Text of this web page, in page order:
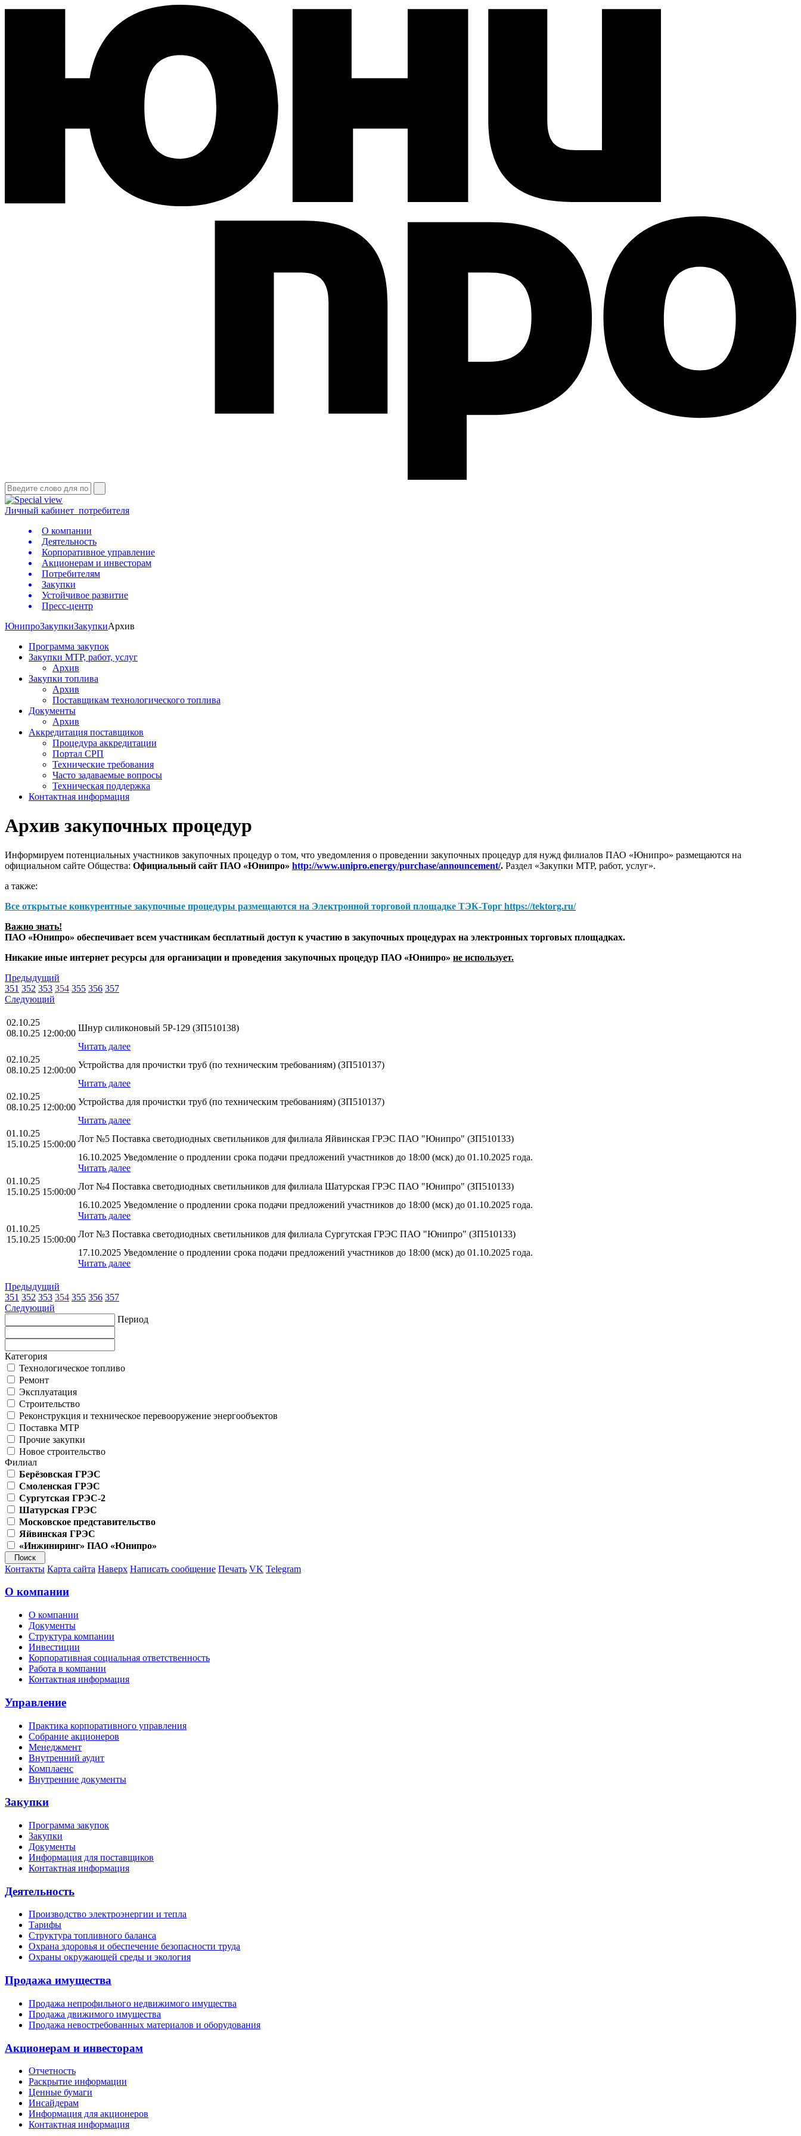
Личный кабинет потребителя
О компании
Деятельность
Корпоративное управление
Акционерам и инвесторам
Потребителям
Закупки
Устойчивое развитие
Пресс-центр
ЮнипроЗакупкиЗакупкиАрхив
Программа закупок
Закупки МТР, работ, услуг
Архив
Закупки топлива
Архив
Поставщикам технологического топлива
Документы
Архив
Аккредитация поставщиков
Процедура аккредитации
Портал СРП
Технические требования
Часто задаваемые вопросы
Техническая поддержка
Контактная информация
Архив закупочных процедур
Информируем потенциальных участников закупочных процедур о том, что уведомления о проведении закупочных процедур для нужд филиалов ПАО «Юнипро» размещаются на
официальном сайте Общества: Официальный сайт ПАО «Юнипро» http://www.unipro.energy/purchase/announcement/. Раздел «Закупки МТР, работ, услуг».
а также:
Все открытые конкурентные закупочные процедуры размещаются на Электронной торговой площадке ТЭК-Торг https://tektorg.ru/
Важно знать!
ПАО «Юнипро» обеспечивает всем участникам бесплатный доступ к участию в закупочных процедурах на электронных торговых площадках.
Никакие иные интернет ресурсы для организации и проведения закупочных процедур ПАО «Юнипро» не использует.
Предыдущий
351 352 353 354 355 356 357
Следующий
02.10.25
08.10.25 12:00:00
Шнур силиконовый 5Р-129 (ЗП510138)
Читать далее
02.10.25
08.10.25 12:00:00
Устройства для прочистки труб (по техническим требованиям) (ЗП510137)
Читать далее
02.10.25
08.10.25 12:00:00
Устройства для прочистки труб (по техническим требованиям) (ЗП510137)
Читать далее
01.10.25
15.10.25 15:00:00
Лот №5 Поставка светодиодных светильников для филиала Яйвинская ГРЭС ПАО "Юнипро" (ЗП510133)
16.10.2025 Уведомление о продлении срока подачи предложений участников до 18:00 (мск) до 01.10.2025 года.
Читать далее
01.10.25
15.10.25 15:00:00
Лот №4 Поставка светодиодных светильников для филиала Шатурская ГРЭС ПАО "Юнипро" (ЗП510133)
16.10.2025 Уведомление о продлении срока подачи предложений участников до 18:00 (мск) до 01.10.2025 года.
Читать далее
01.10.25
15.10.25 15:00:00
Лот №3 Поставка светодиодных светильников для филиала Сургутская ГРЭС ПАО "Юнипро" (ЗП510133)
17.10.2025 Уведомление о продлении срока подачи предложений участников до 18:00 (мск) до 01.10.2025 года.
Читать далее
Предыдущий
351 352 353 354 355 356 357
Следующий
Период
Категория
Технологическое топливо
Ремонт
Эксплуатация
Строительство
Реконструкция и техническое перевооружение энергообъектов
Поставка МТР
Прочие закупки
Новое строительство
Филиал
Берёзовская ГРЭС
Смоленская ГРЭС
Сургутская ГРЭС-2
Шатурская ГРЭС
Московское представительство
Яйвинская ГРЭС
«Инжиниринг» ПАО «Юнипро»
Контакты Карта сайта Наверх Написать сообщение Печать VK Telegram
О компании
О компании
Документы
Структура компании
Инвестиции
Корпоративная социальная ответственность
Работа в компании
Контактная информация
Управление
Практика корпоративного управления
Собрание акционеров
Менеджмент
Внутренний аудит
Комплаенс
Внутренние документы
Закупки
Программа закупок
Закупки
Документы
Информация для поставщиков
Контактная информация
Деятельность
Производство электроэнергии и тепла
Тарифы
Структура топливного баланса
Охрана здоровья и обеспечение безопасности труда
Охраны окружающей среды и экология
Продажа имущества
Продажа непрофильного недвижимого имущества
Продажа движимого имущества
Продажа невостребованных материалов и оборудования
Акционерам и инвесторам
Отчетность
Раскрытие информации
Ценные бумаги
Инсайдерам
Информация для акционеров
Контактная информация